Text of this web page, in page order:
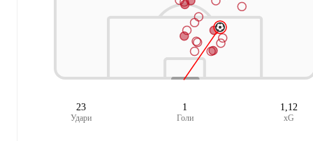
23
Удари
1
Голи
1,12
xG